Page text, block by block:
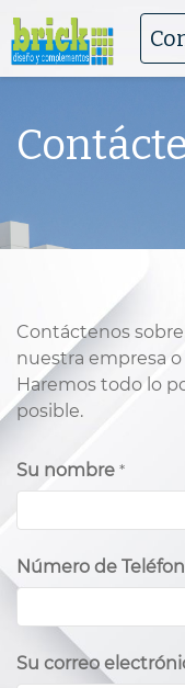
Contáctenos
nuestra empresa o
Haremos todo lo
posible.
Su nombre *
Número de
Su correo